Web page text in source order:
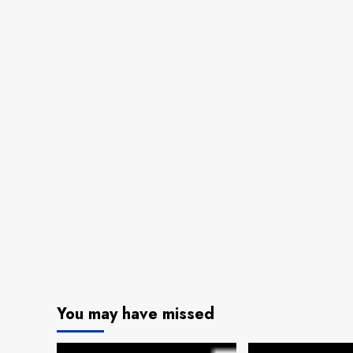
You may have missed